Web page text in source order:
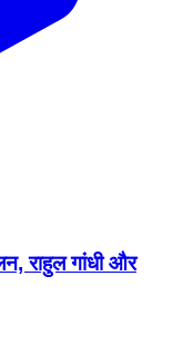
राहुल गांधी और